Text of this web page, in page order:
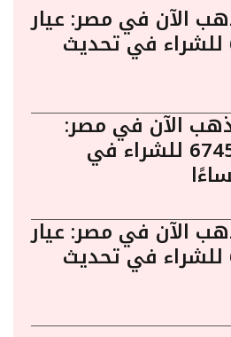
الآن في مصر: عيار
24 يسجل 6730 للشراء في تحديث
الآن في مصر:
عيار 24 يسجل 6745 للشراء في
الآن في مصر: عيار
24 يسجل 6735 للشراء في تحديث